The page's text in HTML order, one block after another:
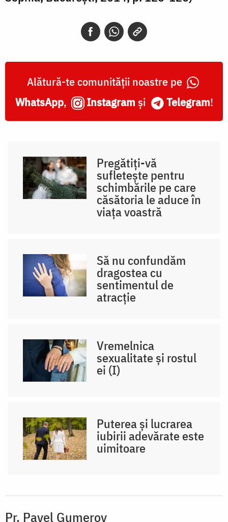
Alătură-te comunității noastre pe
WhatsApp, Instagram și Telegram!
Pregătiți-vă
sufletește pentru
schimbările pe care
căsătoria le aduce în
viața voastră
Să nu confundăm
dragostea cu
sentimentul de
atracție
Vremelnica
sexualitate și rostul
ei (I)
Puterea și lucrarea
iubirii adevărate este
uimitoare
Pr. Pavel Gumerov